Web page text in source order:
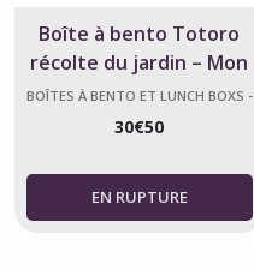
Boîte à bento Totoro
récolte du jardin – Mon
voisin Totoro
BOÎTES À BENTO ET LUNCH BOXS -
30€50